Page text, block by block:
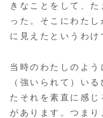
きなことをして、
った。そこにわた
に見えたというわけ
当時のわたしのよ
（強いられて）い
たそれを素直に感
があります。つま